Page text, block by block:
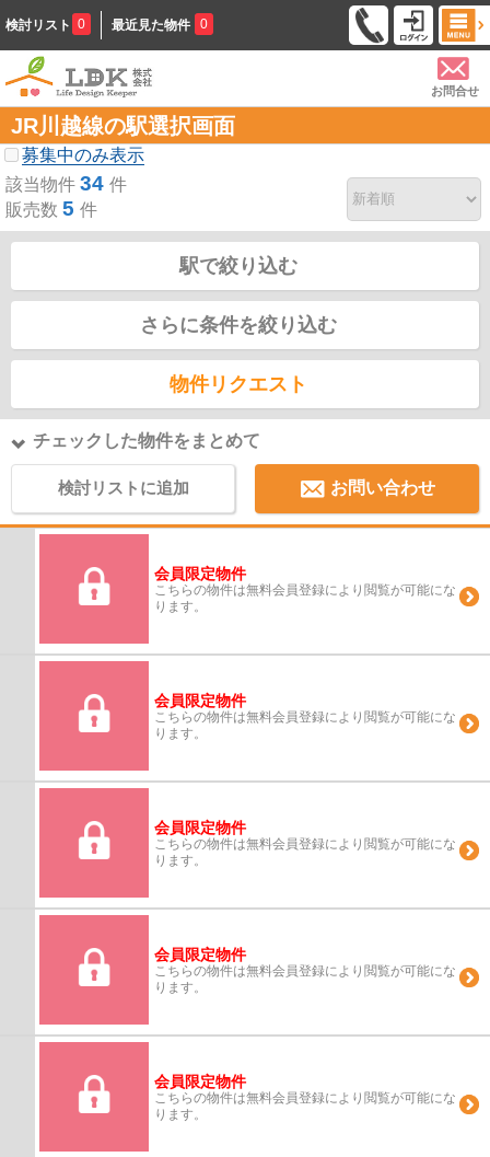
検討リスト 0 最近見た物件 0
お問合せ
JR川越線の駅選択画面
募集中のみ表示
該当物件 34 件
販売数 5 件
駅で絞り込む
さらに条件を絞り込む
物件リクエスト
チェックした物件をまとめて
検討リストに追加 お問い合わせ
会員限定物件
こちらの物件は無料会員登録により閲覧が可能にな
ります。
会員限定物件
こちらの物件は無料会員登録により閲覧が可能にな
ります。
会員限定物件
こちらの物件は無料会員登録により閲覧が可能にな
ります。
会員限定物件
こちらの物件は無料会員登録により閲覧が可能にな
ります。
会員限定物件
こちらの物件は無料会員登録により閲覧が可能にな
ります。